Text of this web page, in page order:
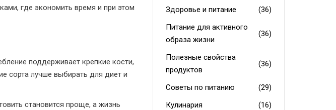
где экономить время и при этом
поддерживает крепкие кости,
сорта лучше выбирать для диет и
становится проще, а жизнь
Здоровье и питание
(36)
Питание для активного
образа жизни
(36)
Полезные свойства
продуктов
(36)
Советы по питанию
(29)
Кулинария
(16)